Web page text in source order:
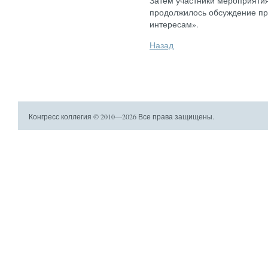
продолжилось обсуждение
интересам».
Назад
Конгресс коллегия © 2010—2026 Все права защищены.